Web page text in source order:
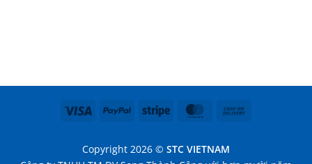
Visa PayPal Stripe MasterCard
Copyright 2026 © STC VIETNAM